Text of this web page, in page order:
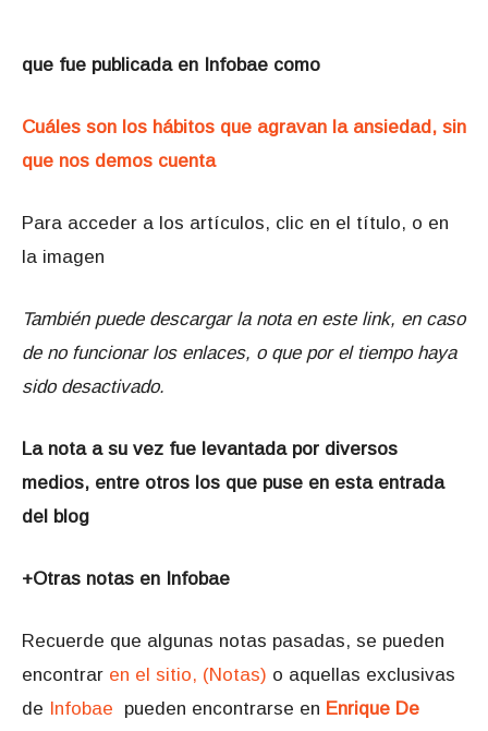
que fue publicada en Infobae como
Cuáles son los hábitos que agravan la ansiedad, sin
que nos demos cuenta
Para acceder a los artículos, clic en el título, o en
la imagen
También puede descargar la nota en este link, en caso
de no funcionar los enlaces, o que por el tiempo haya
sido desactivado.
La nota a su vez fue levantada por diversos
medios, entre otros los que puse en esta entrada
del blog
+Otras notas en Infobae
Recuerde que algunas notas pasadas, se pueden
encontrar en el sitio, (Notas) o aquellas exclusivas
de Infobae pueden encontrarse en Enrique De